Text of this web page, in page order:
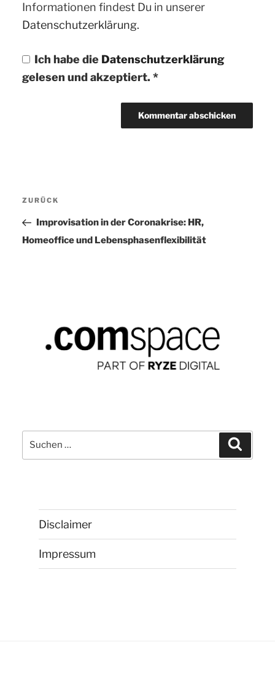
Informationen findest Du in unserer
Datenschutzerklärung.
Ich habe die Datenschutzerklärung
gelesen und akzeptiert. *
Vorheriger
Beitrag
ZURÜCK
Improvisation in der Coronakrise: HR,
Homeoffice und Lebensphasenflexibilität
Suchen
nach:
Disclaimer
Impressum